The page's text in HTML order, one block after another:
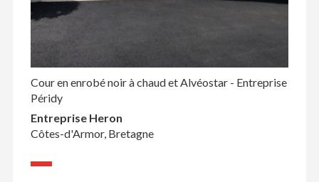
Cour en enrobé noir à chaud et Alvéostar - Entreprise
Péridy
Entreprise Heron
Côtes-d'Armor, Bretagne